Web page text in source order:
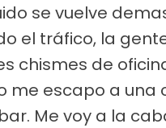
se vuelve
el tráfico, la
chismes de
me escapo a una
Me voy a la